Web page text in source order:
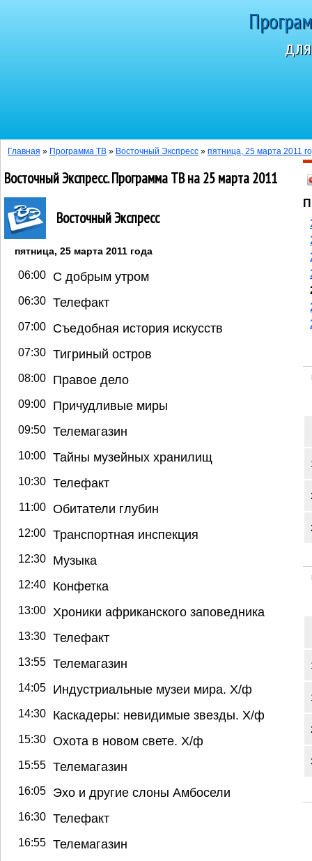
Главная » Программа ТВ » Восточный Экспресс » пятница, 25 марта 2011
Восточный Экспресс. Программа ТВ на 25 марта 2011
Восточный Экспресс
пятница, 25 марта 2011 года
06:00 С добрым утром
06:30 Телефакт
07:00 Съедобная история искусств
07:30 Тигриный остров
08:00 Правое дело
09:00 Причудливые миры
09:50 Телемагазин
10:00 Тайны музейных хранилищ
10:30 Телефакт
11:00 Обитатели глубин
12:00 Транспортная инспекция
12:30 Музыка
12:40 Конфетка
13:00 Хроники африканского заповедника
13:30 Телефакт
13:55 Телемагазин
14:05 Индустриальные музеи мира. Х/ф
14:30 Каскадеры: невидимые звезды. Х/ф
15:30 Охота в новом свете. Х/ф
15:55 Телемагазин
16:05 Эхо и другие слоны Амбосели
16:30 Телефакт
16:55 Телемагазин